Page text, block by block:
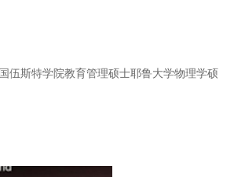
伍斯特学院教育管理硕士耶鲁大学物理学硕